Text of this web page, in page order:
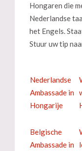
Hongaren die
Nederlandse
het Engels.
Stuur uw tip
Nederlandse
Ambassade in
Hongarije
Belgische
Ambassade in